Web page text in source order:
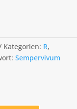
Kategorien: R,
Sempervivum